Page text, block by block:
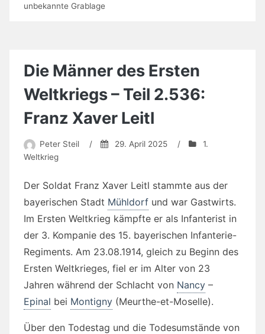
unbekannte Grablage
Die Männer des Ersten
Weltkriegs – Teil 2.536:
Franz Xaver Leitl
Peter Steil / 29. April 2025 /
1.
Weltkrieg
Der Soldat Franz Xaver Leitl stammte aus der
bayerischen Stadt Mühldorf und war Gastwirts.
Im Ersten Weltkrieg kämpfte er als Infanterist in
der 3. Kompanie des 15. bayerischen Infanterie-
Regiments. Am 23.08.1914, gleich zu Beginn des
Ersten Weltkrieges, fiel er im Alter von 23
Jahren während der Schlacht von Nancy –
Epinal bei Montigny (Meurthe-et-Moselle).
Über den Todestag und die Todesumstände von